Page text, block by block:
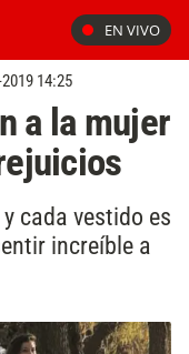
EN VIVO
14:25
a la mujer
cada vestido es
increíble a